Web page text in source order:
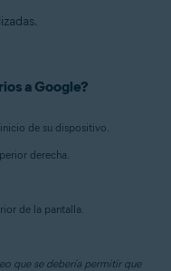
a Google?
de su dispositivo.
derecha.
de la pantalla.
que se debería permitir que